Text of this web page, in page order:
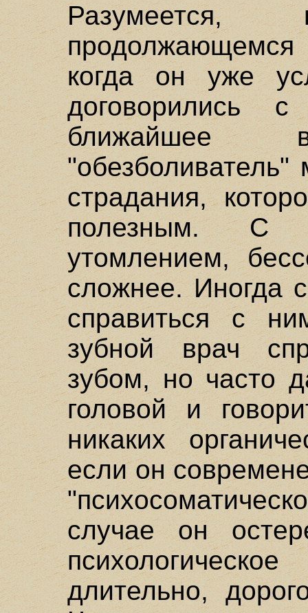
когда он уже
договорились
ближайшее
страдания,
полезным. С
утомлением,
сложнее. Иногда
справиться с
зубной врач
зубом, но часто
головой и
никаких
если он
случае он
длительно,